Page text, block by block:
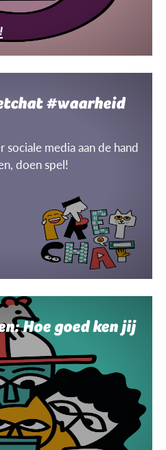
#waarheid
media aan de hand
doen spel!
Hoe goed ken jij